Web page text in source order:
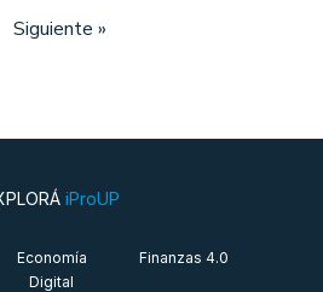
Siguiente »
iProUP
Economía
Digital
Finanzas 4.0